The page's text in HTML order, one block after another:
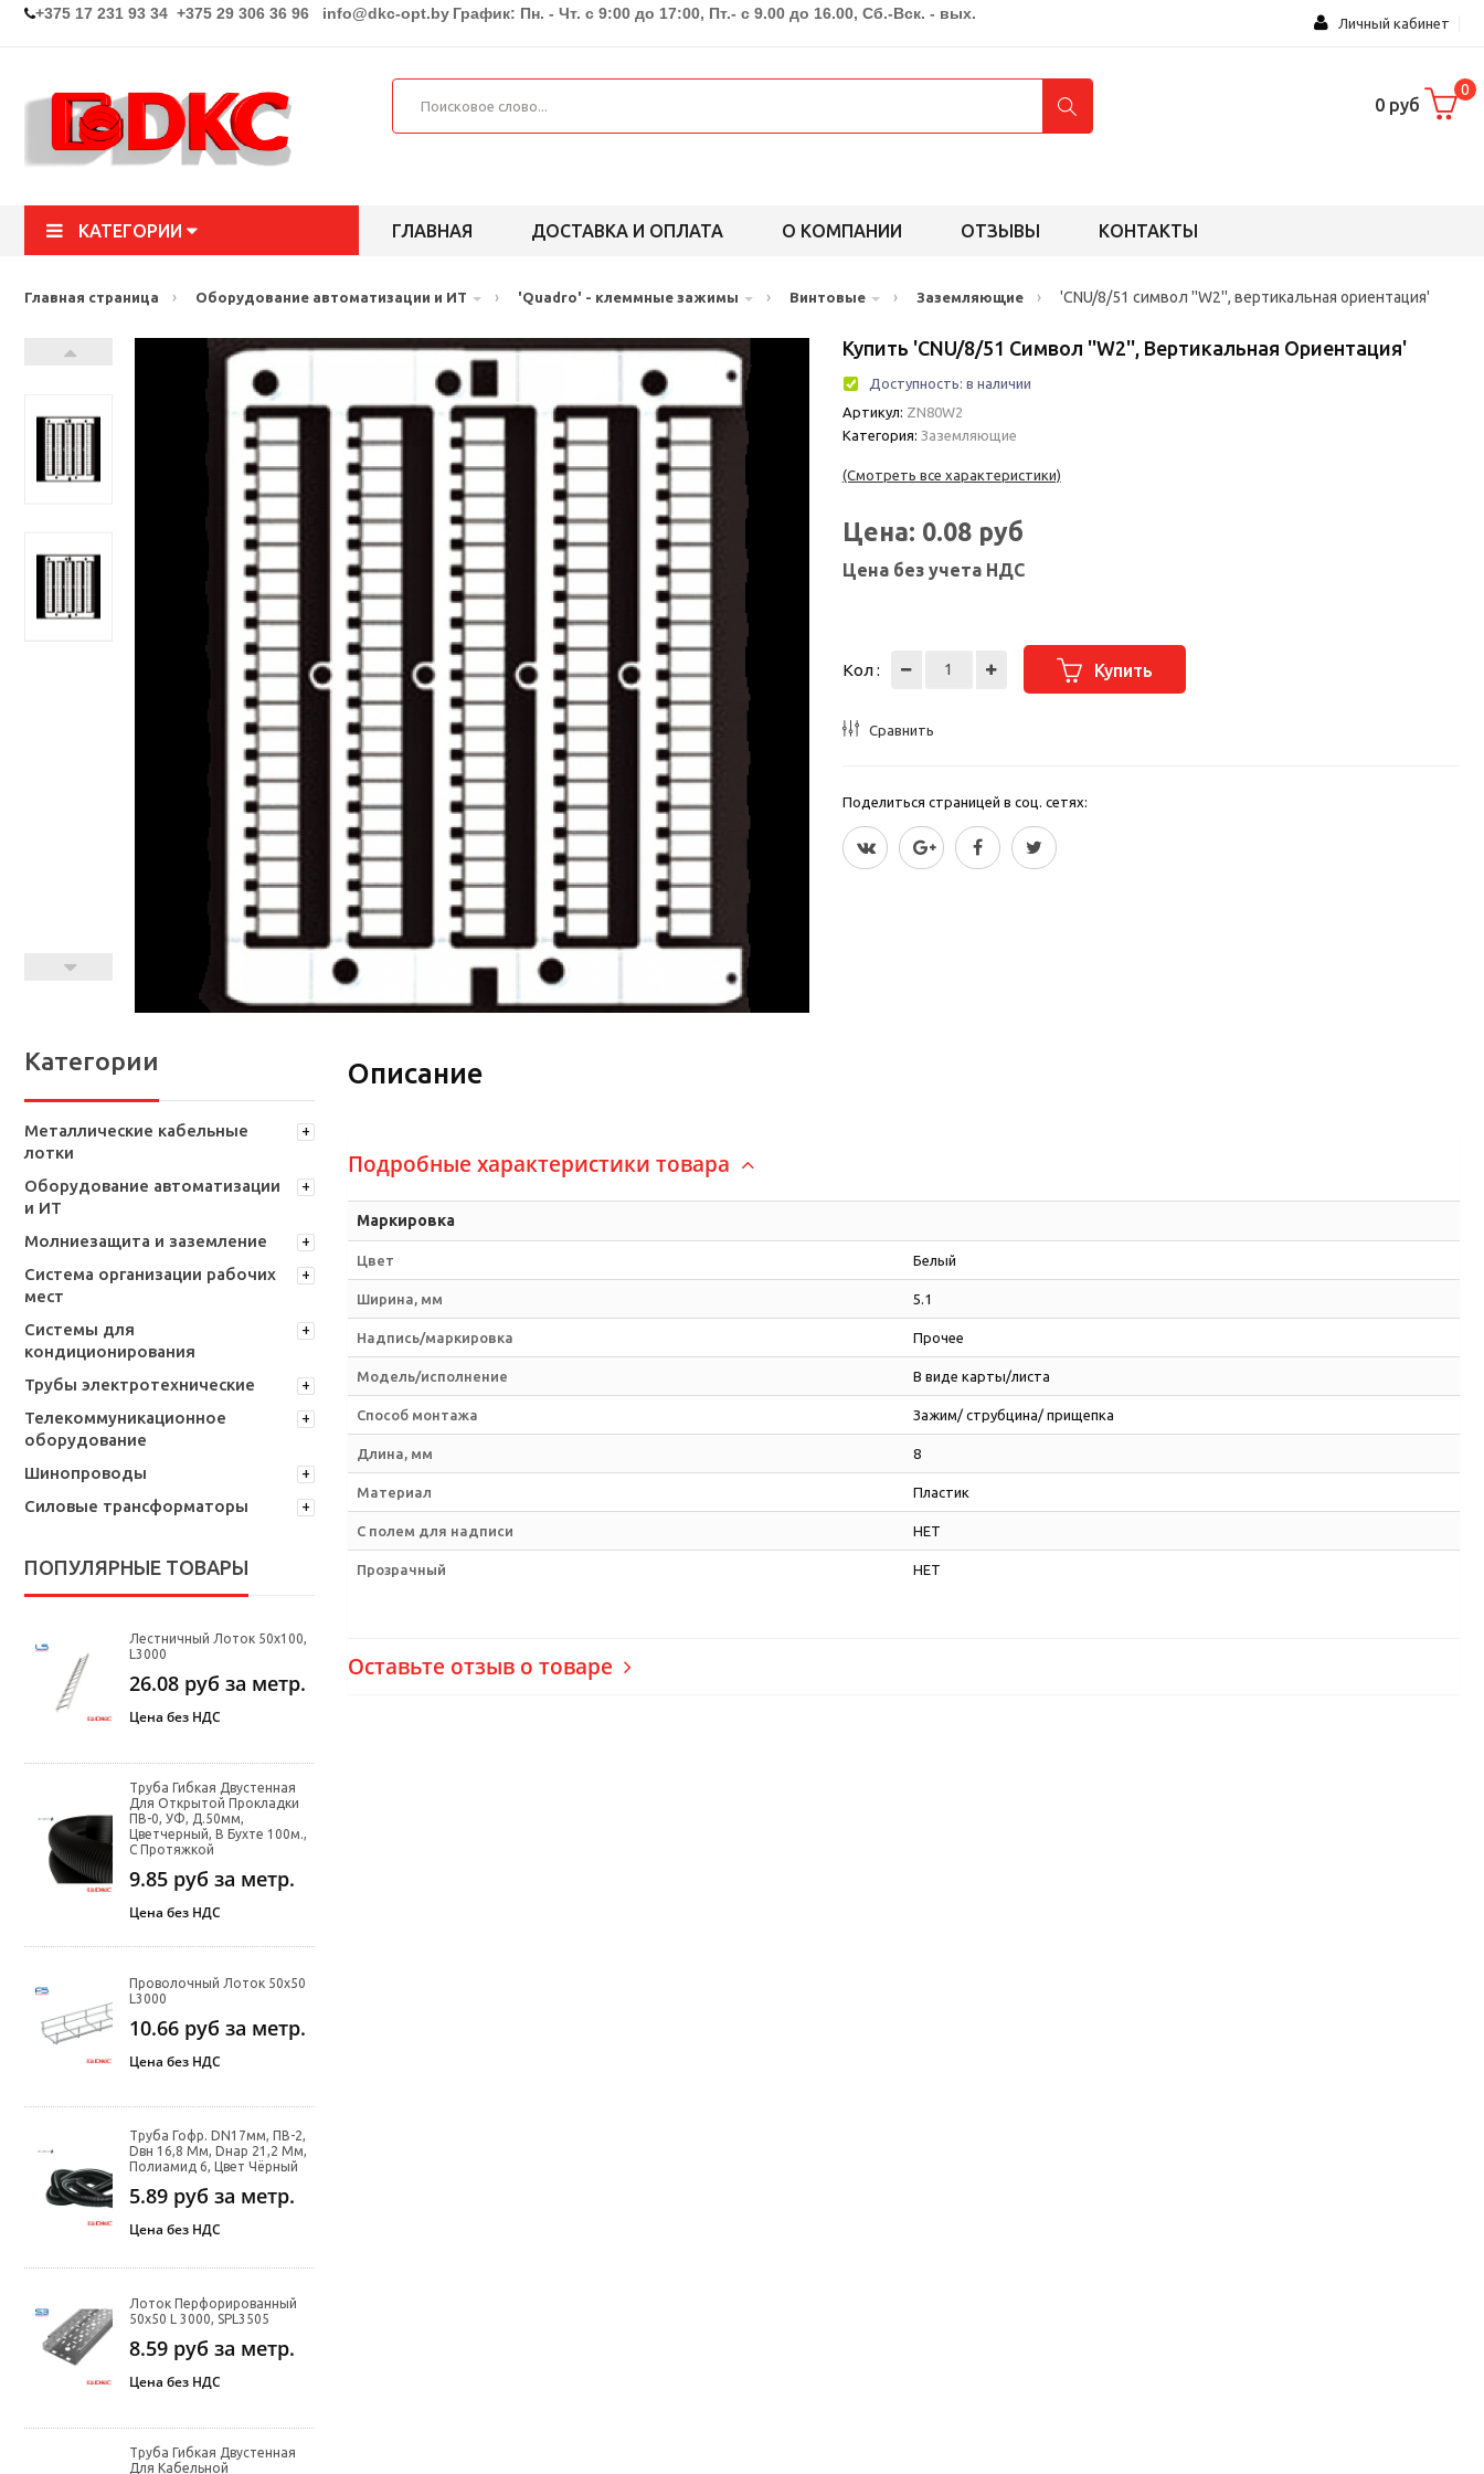
+375 17 231 93 34 +375 29 306 36 96 info@dkc-opt.by График: Пн. - Чт. с 9:00 до 17:00, Пт.- с 9.00 до 16.00, Сб.-Вск. - вых.
Личный кабинет
0 руб
0
КАТЕГОРИИ ГЛАВНАЯ ДОСТАВКА И ОПЛАТА О КОМПАНИИ ОТЗЫВЫ КОНТАКТЫ
Главная страница › Оборудование автоматизации и ИТ › 'Quadro' - клеммные зажимы › Винтовые › Заземляющие › 'CNU/8/51 символ ''W2'', вертикальная ориентация'
Купить 'CNU/8/51 Символ ''W2'', Вертикальная Ориентация'
Доступность: в наличии
Артикул: ZN80W2
Категория: Заземляющие
(Смотреть все характеристики)
Цена: 0.08 руб
Цена без учета НДС
Кол : Купить
Сравнить
Поделиться страницей в соц. сетях:
Категории
Металлические кабельные
лотки
Оборудование автоматизации
и ИТ
Молниезащита и заземление
Система организации рабочих
мест
Системы для
кондиционирования
Трубы электротехнические
Телекоммуникационное
оборудование
Шинопроводы
Силовые трансформаторы
ПОПУЛЯРНЫЕ ТОВАРЫ
Лестничный Лоток 50х100,
L3000
26.08 руб за метр.
Цена без НДС
Труба Гибкая Двустенная
Для Открытой Прокладки
ПВ-0, УФ, Д.50мм,
Цветчерный, В Бухте 100м.,
С Протяжкой
9.85 руб за метр.
Цена без НДС
Проволочный Лоток 50х50
L3000
10.66 руб за метр.
Цена без НДС
Труба Гофр. DN17мм, ПВ-2,
Dвн 16,8 Мм, Dнар 21,2 Мм,
Полиамид 6, Цвет Чёрный
5.89 руб за метр.
Цена без НДС
Лоток Перфорированный
50х50 L 3000, SPL3505
8.59 руб за метр.
Цена без НДС
Труба Гибкая Двустенная
Для Кабельной
Описание
Подробные характеристики товара
Маркировка
Цвет Белый
Ширина, мм 5.1
Надпись/маркировка Прочее
Модель/исполнение В виде карты/листа
Способ монтажа Зажим/ струбцина/ прищепка
Длина, мм 8
Материал Пластик
С полем для надписи НЕТ
Прозрачный НЕТ
Оставьте отзыв о товаре